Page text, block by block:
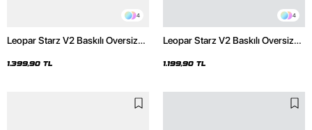
4
Leopar Starz V2 Baskılı Oversize
Hoodie
1.399,90 TL
4
Leopar Starz V2 Baskılı Oversize
1.199,90 TL